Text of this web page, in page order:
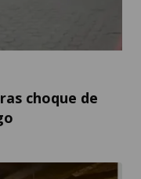
choque de